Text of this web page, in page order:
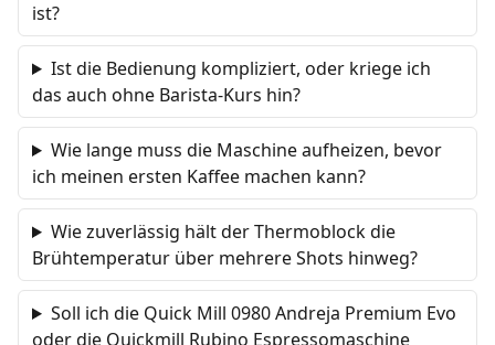
ist?
Ist die Bedienung kompliziert, oder kriege ich
das auch ohne Barista-Kurs hin?
Wie lange muss die Maschine aufheizen, bevor
ich meinen ersten Kaffee machen kann?
Wie zuverlässig hält der Thermoblock die
Brühtemperatur über mehrere Shots hinweg?
Soll ich die Quick Mill 0980 Andreja Premium Evo
oder die Quickmill Rubino Espressomaschine